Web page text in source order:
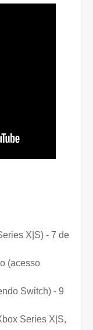
X|S) - 7 de
(acesso
Switch) - 9
Series X|S,